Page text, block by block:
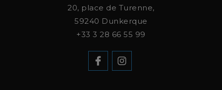
20, place de Turenne,
59240 Dunkerque
+33 3 28 66 55 99